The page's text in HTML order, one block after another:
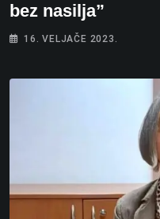
bez nasilja”
16. VELJAČE 2023.